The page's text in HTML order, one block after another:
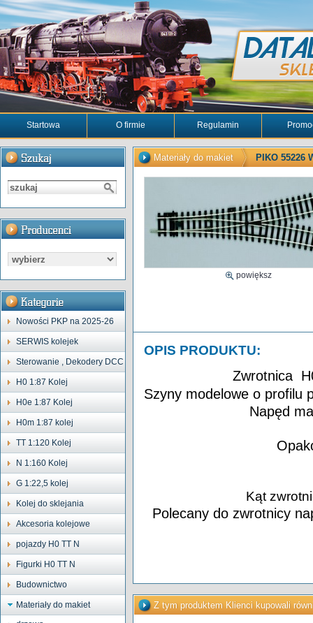
Startowa O firmie Regulamin
Nowości PKP na 2025-26
SERWIS kolejek
Sterowanie , Dekodery DCC
H0 1:87 Kolej
H0e 1:87 Kolej
H0m 1:87 kolej
TT 1:120 Kolej
N 1:160 Kolej
G 1:22,5 kolej
Kolej do sklejania
Akcesoria kolejowe
pojazdy H0 TT N
Figurki H0 TT N
Budownictwo
Materiały do makiet
Materiały do makiet PIKO 55226
powiększ
OPIS PRODUKTU:
Zwrotnica
Szyny modelowe o profilu
Napęd
Kąt
Polecany do zwrotnicy
Z tym produktem Klienci kupowali